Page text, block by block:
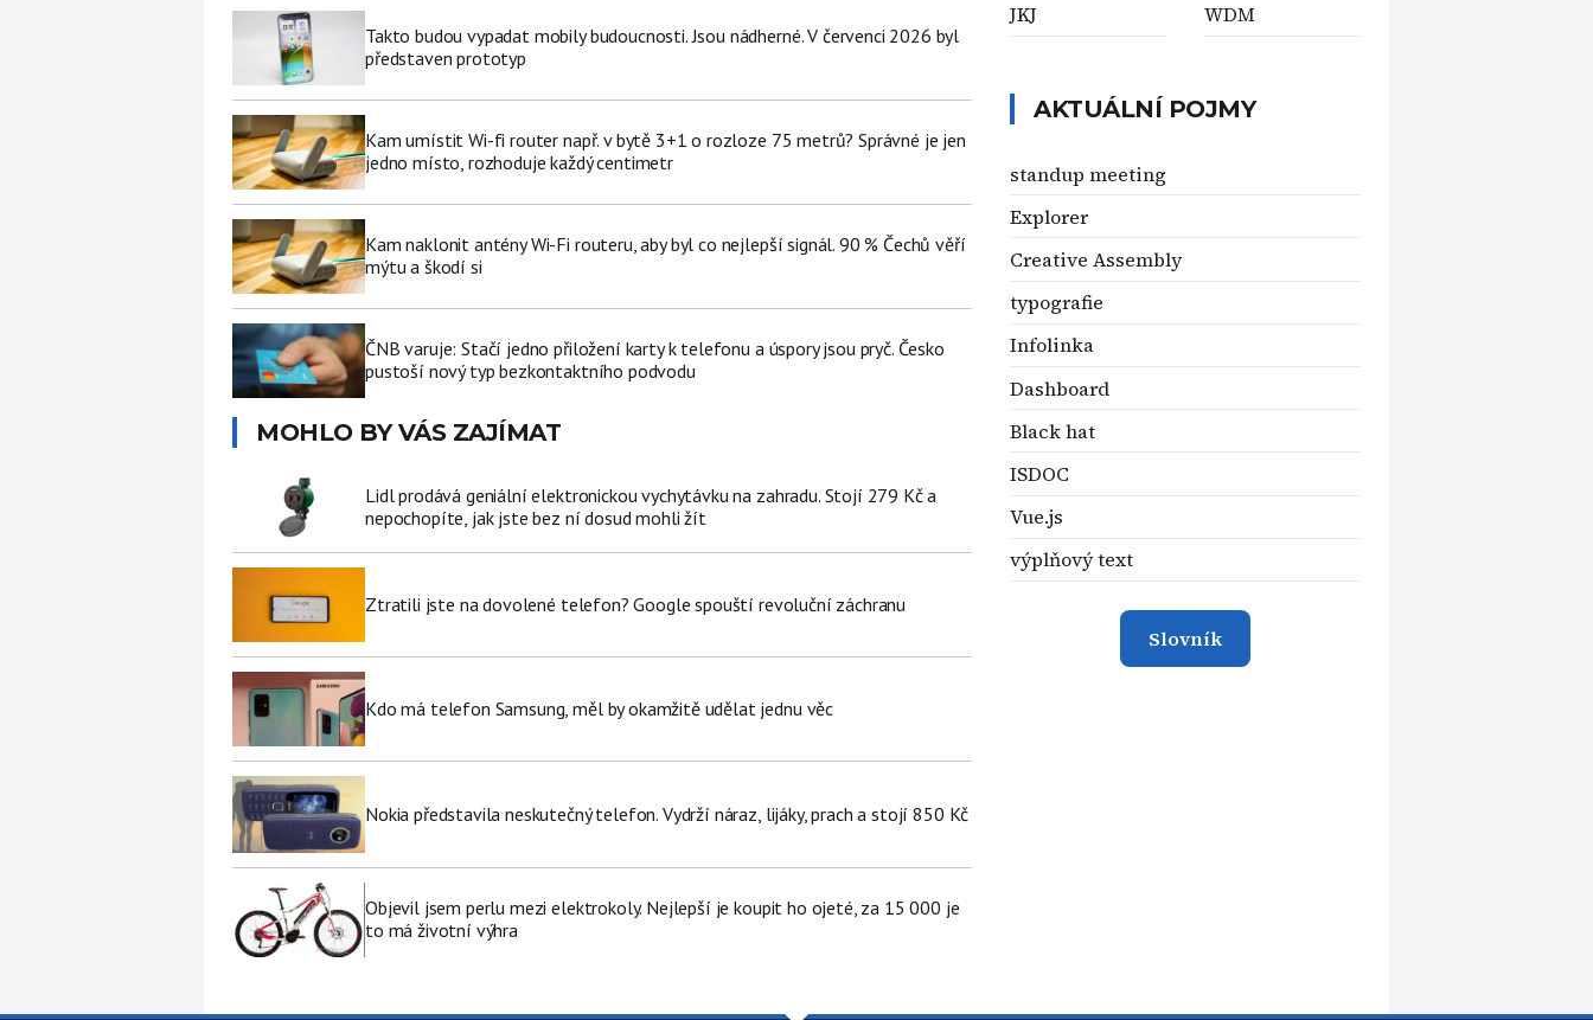
Takto budou vypadat mobily budoucnosti. Jsou nádherné. V červenci 2026 byl
představen prototyp
Kam umístit Wi-fi router např. v bytě 3+1 o rozloze 75 metrů? Správné je jen
jedno místo, rozhoduje každý centimetr
Kam naklonit antény Wi-Fi routeru, aby byl co nejlepší signál. 90 % Čechů věří
mýtu a škodí si
ČNB varuje: Stačí jedno přiložení karty k telefonu a úspory jsou pryč. Česko
pustoší nový typ bezkontaktního podvodu
MOHLO BY VÁS ZAJÍMAT
Lidl prodává geniální elektronickou vychytávku na zahradu. Stojí 279 Kč a
nepochopíte, jak jste bez ní dosud mohli žít
Ztratili jste na dovolené telefon? Google spouští revoluční záchranu
Kdo má telefon Samsung, měl by okamžitě udělat jednu věc
Nokia představila neskutečný telefon. Vydrží náraz, lijáky, prach a stojí 850 Kč
Objevil jsem perlu mezi elektrokoly. Nejlepší je koupit ho ojeté, za 15 000 je
to má životní výhra
JKJ
WDM
AKTUÁLNÍ POJMY
standup meeting
Explorer
Creative Assembly
typografie
Infolinka
Dashboard
Black hat
ISDOC
Vue.js
výplňový text
Slovník